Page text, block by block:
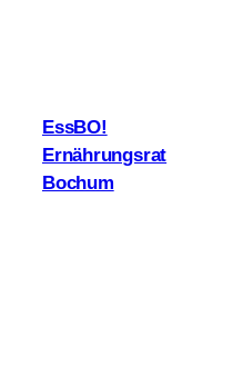
EssBO!
Ernährungsrat
Bochum